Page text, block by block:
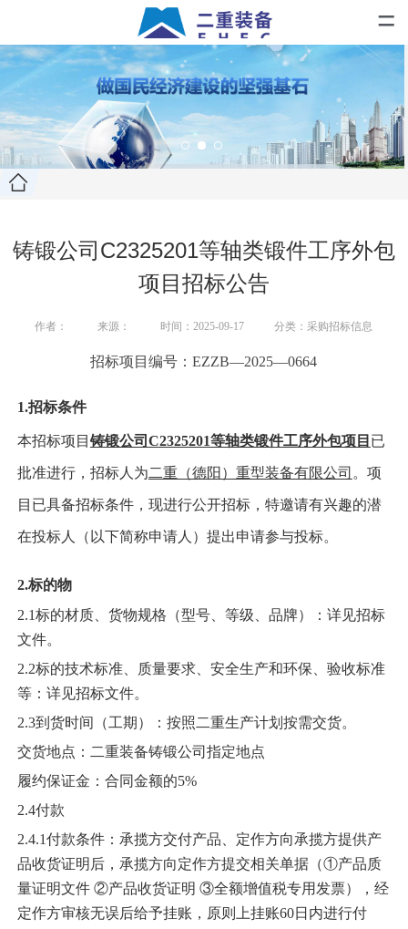
=
铸锻公司C2325201等轴类锻件工序外包
项目招标公告
作者： 来源： 时间：2025-09-17 分类：采购招标信息
招标项目编号：EZZB—2025—0664
1.招标条件
本招标项目 铸锻公司 C2325201等轴类锻件工序外包项目 已
批准进行，招标人为二重（德阳）重型装备有限公司 。项
目已具备招标条件，现进行公开招标，特邀请有兴趣的潜
在投标人（以下简称申请人）提出申请参与投标。
2.标的物
2.1标的材质、货物规格（型号、等级、品牌） ： 详见招标
文件。
2.2标的技术标准、质量要求、安全生产和环保、验收标准
等：详见招标文件。
2.3到货时间（工期）：按照二重生产计划按需交货。
交货地点：二重装备铸锻公司指定地点
履约保证金：合同金额的5%
2.4付款
2.4.1付款条件：承揽方交付产品、定作方向承揽方提供产
品收货证明后，承揽方向定作方提交相关单据（①产品质
量证明文件 ②产品收货证明 ③全额增值税专用发票），经
定作方审核无误后给予挂账，原则上挂账60日内进行付